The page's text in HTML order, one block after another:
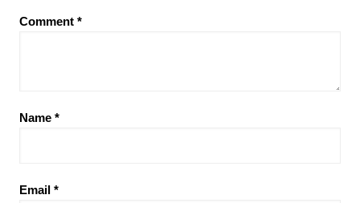
Comment *
Name *
Email *